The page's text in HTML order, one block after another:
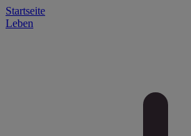
Startseite
Leben